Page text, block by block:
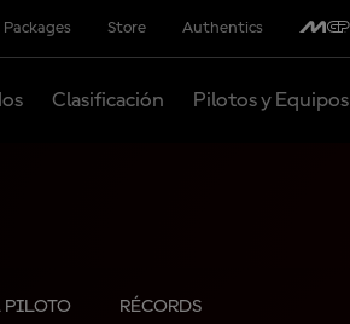
Packages Store Authentics
Clasificación Pilotos y Equipos
PILOTO RÉCORDS